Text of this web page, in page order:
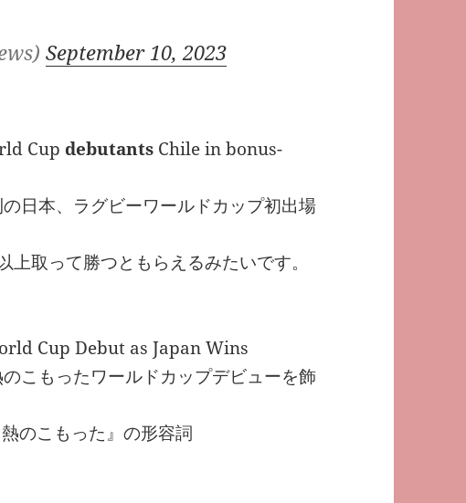
September 10, 2023
Cup debutants Chile in bonus-
日本、ラグビーワールドカップ初出場
取って勝つともらえるみたいです。
Cup Debut as Japan Wins
こもったワールドカップデビューを飾
こもった』の形容詞